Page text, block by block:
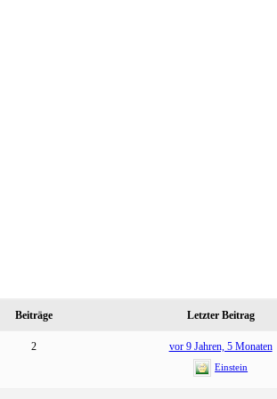
Beiträge Letzter Beitrag
2 vor 9 Jahren, 5 Monaten
Einstein